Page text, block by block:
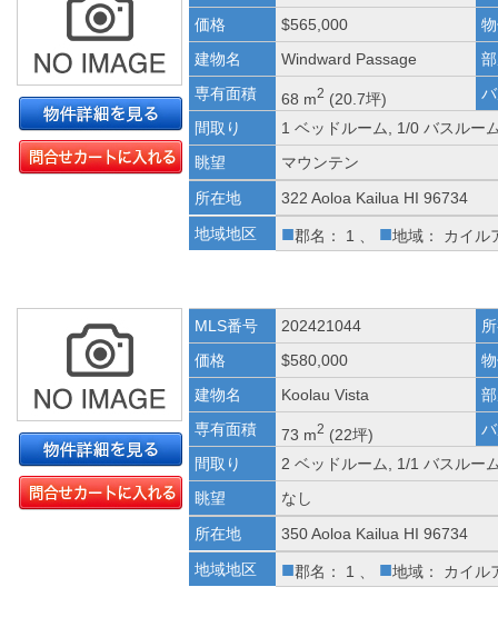
価格
$565,000
建物名
Windward Passage
専有面積
68 m2 (20.7坪)
間取り
1 ベッドルーム, 1/0 バスルー
眺望
マウンテン
所在地
322 Aoloa Kailua HI 96734
地域地区
■郡名： 1 、 ■地域： カイル
MLS番号 202421044
価格
$580,000
建物名
Koolau Vista
専有面積
73 m2 (22坪)
間取り
2 ベッドルーム, 1/1 バスルー
眺望
なし
所在地
350 Aoloa Kailua HI 96734
地域地区
■郡名： 1 、 ■地域： カイル